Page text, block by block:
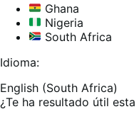
Ghana
Nigeria
South Africa
Idioma:
English (South Africa)
¿Te ha resultado útil esta